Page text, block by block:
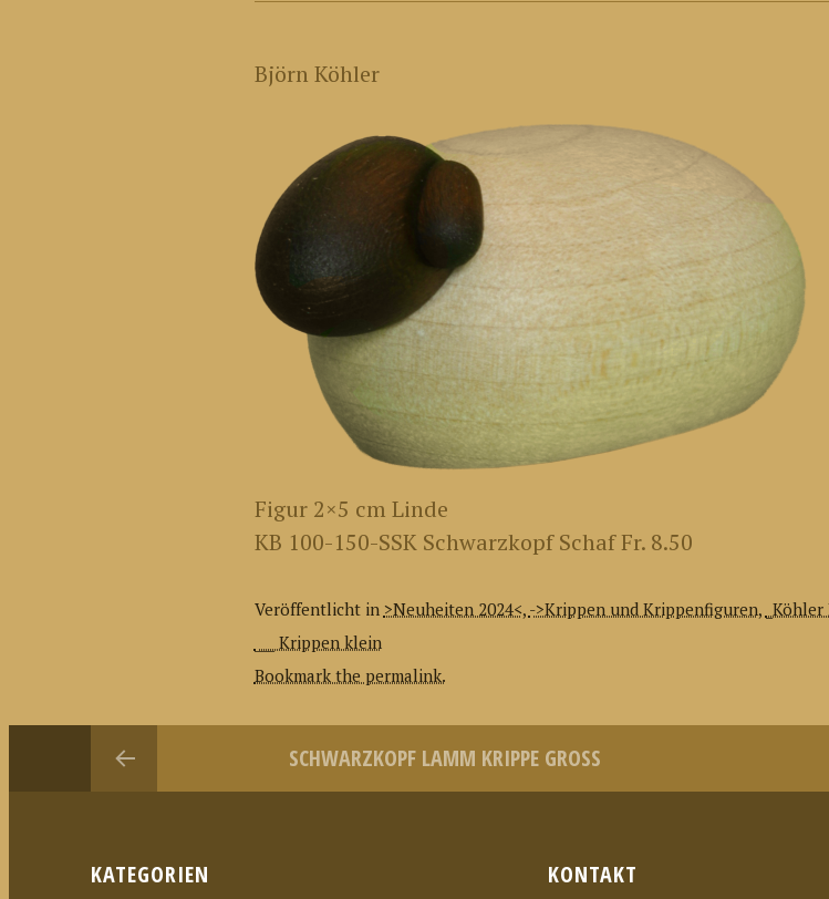
Björn Köhler
Figur 2×5 cm Linde
KB 100-150-SSK Schwarzkopf Schaf Fr. 8.50
Veröffentlicht in >Neuheiten 2024<, ->Krippen und Krippenfiguren,
___ Krippen klein
Bookmark the permalink.
SCHWARZKOPF LAMM KRIPPE GROSS
KATEGORIEN KONTAKT